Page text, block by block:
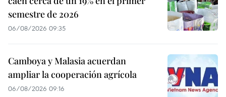
semestre de 2026
06/08/2026 09:35
Camboya y Malasia acuerdan
ampliar la cooperación agrícola
06/08/2026 09:16